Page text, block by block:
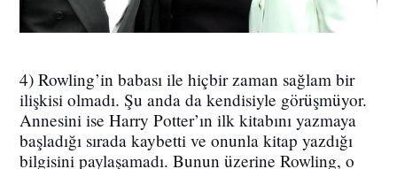
4) Rowling’in babası ile hiçbir zaman sağlam bir
ilişkisi olmadı. Şu anda da kendisiyle görüşmüyor.
Annesini ise Harry Potter’ın ilk kitabını yazmaya
başladığı sırada kaybetti ve onunla kitap yazdığı
bilgisini paylaşamadı. Bunun üzerine Rowling, o